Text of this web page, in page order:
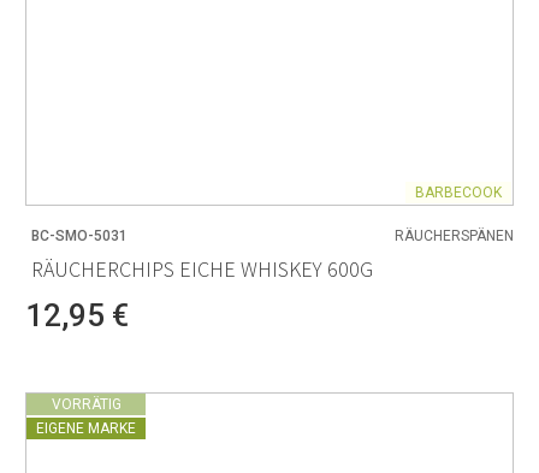
BARBECOOK
BC-SMO-5031 RÄUCHERSPÄNEN
RÄUCHERCHIPS EICHE WHISKEY 600G
12,95 €
VORRÄTIG
EIGENE MARKE